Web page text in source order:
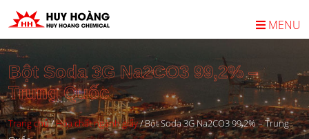
MENU
Bột Soda 3G Na2CO3 99,2% –
Trung Quốc
Trang chủ/Hóa chất ngành giấy/Bột Soda 3G Na2CO3 99,2% – Trung